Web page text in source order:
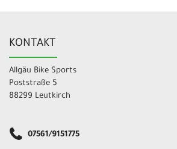
KONTAKT
Allgäu Bike Sports
Poststraße 5
88299 Leutkirch
07561/9151775